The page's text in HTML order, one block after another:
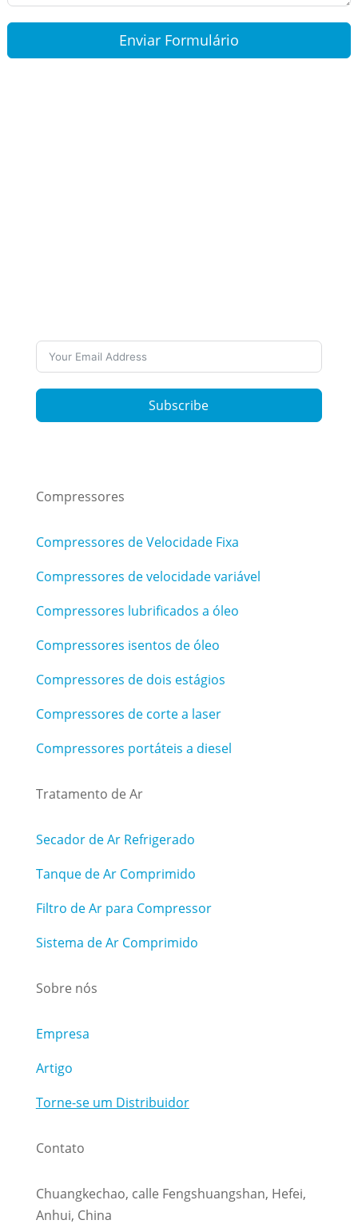
Enviar Formulário
Subscribe
Compressores
Compressores de Velocidade Fixa
Compressores de velocidade variável
Compressores lubrificados a óleo
Compressores isentos de óleo
Compressores de dois estágios
Compressores de corte a laser
Compressores portáteis a diesel
Tratamento de Ar
Secador de Ar Refrigerado
Tanque de Ar Comprimido
Filtro de Ar para Compressor
Sistema de Ar Comprimido
Sobre nós
Empresa
Artigo
Torne-se um Distribuidor
Contato
Chuangkechao, calle Fengshuangshan, Hefei,
Anhui, China